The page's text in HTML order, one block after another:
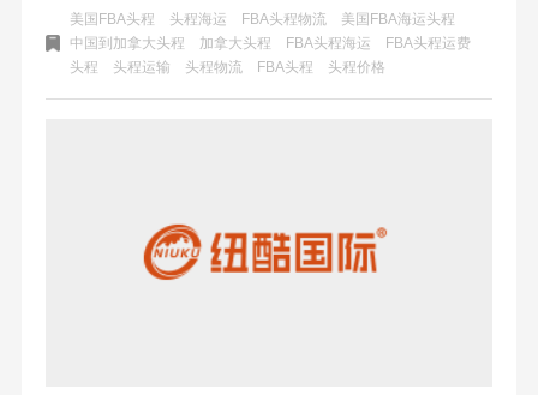
负责从入境口岸到最终用户的配送。前段是头程的前期准
备，后段可能涉及尾程后的相关服务。后端则提供海运物流
的支持性服务和系统。各环节相互关联，共同构成跨境物流
完整生态。
美国FBA头程 头程海运 FBA头程物流
美国FBA海运头程
中国到加拿大头程
加拿大头程 FBA头程海运
FBA头程运费
头程
头程运输 头程物流 FBA头程 头程价格